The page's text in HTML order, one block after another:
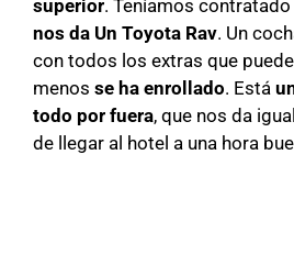
superior. Teníamos contratado
nos da Un Toyota Rav. Un
con todos los extras que
menos se ha enrollado. Está
todo por fuera, que nos da
de llegar al hotel a una hora